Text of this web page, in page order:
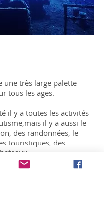
une très large palette
tous les ages.
il y a toutes les activités
il y a aussi le
des randonnées, le
touristiques, des